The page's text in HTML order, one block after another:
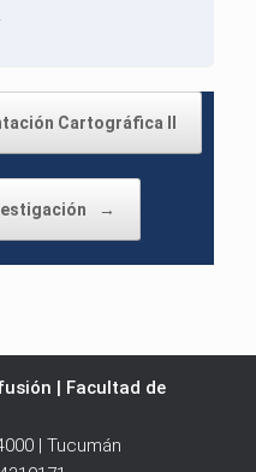
Cartográfica II
→
| Facultad de
| Tucumán